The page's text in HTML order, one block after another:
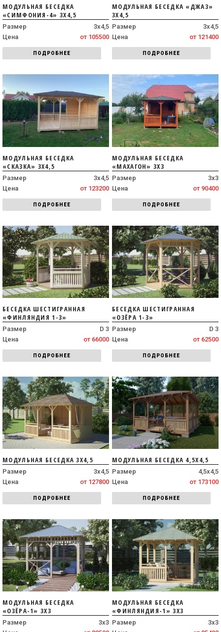
МОДУЛЬНАЯ БЕСЕДКА
«СИМФОНИЯ-4» 3Х4,5
Размер
3х4,5
Цена
от 105500
ПОДРОБНЕЕ
МОДУЛЬНАЯ БЕСЕДКА «ДЖАЗ»
3Х4,5
Размер
3х4,5
Цена
от 121400
ПОДРОБНЕЕ
МОДУЛЬНАЯ БЕСЕДКА
«СКАЗКА» 3Х4,5
Размер
3х4,5
Цена
от 123200
ПОДРОБНЕЕ
МОДУЛЬНАЯ БЕСЕДКА
«МАХАГОН» 3Х3
Размер
3х3
Цена
от 90400
ПОДРОБНЕЕ
БЕСЕДКА ШЕСТИГРАННАЯ
«ФИНЛЯНДИЯ 1-3»
Размер
D 3
Цена
от 66000
ПОДРОБНЕЕ
БЕСЕДКА ШЕСТИГРАННАЯ
«ОЗЁРА 1-3»
Размер
D 3
Цена
от 62500
ПОДРОБНЕЕ
МОДУЛЬНАЯ БЕСЕДКА 3Х4,5
Размер
3х4,5
Цена
от 127800
ПОДРОБНЕЕ
МОДУЛЬНАЯ БЕСЕДКА 4,5Х4,5
Размер
4,5х4,5
Цена
от 173100
ПОДРОБНЕЕ
МОДУЛЬНАЯ БЕСЕДКА
«ОЗЁРА-1» 3Х3
Размер
3х3
МОДУЛЬНАЯ БЕСЕДКА
«ФИНЛЯНДИЯ-1» 3Х3
Размер
3х3